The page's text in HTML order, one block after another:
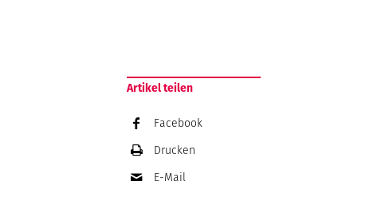
Artikel teilen
Facebook
Drucken
E-Mail